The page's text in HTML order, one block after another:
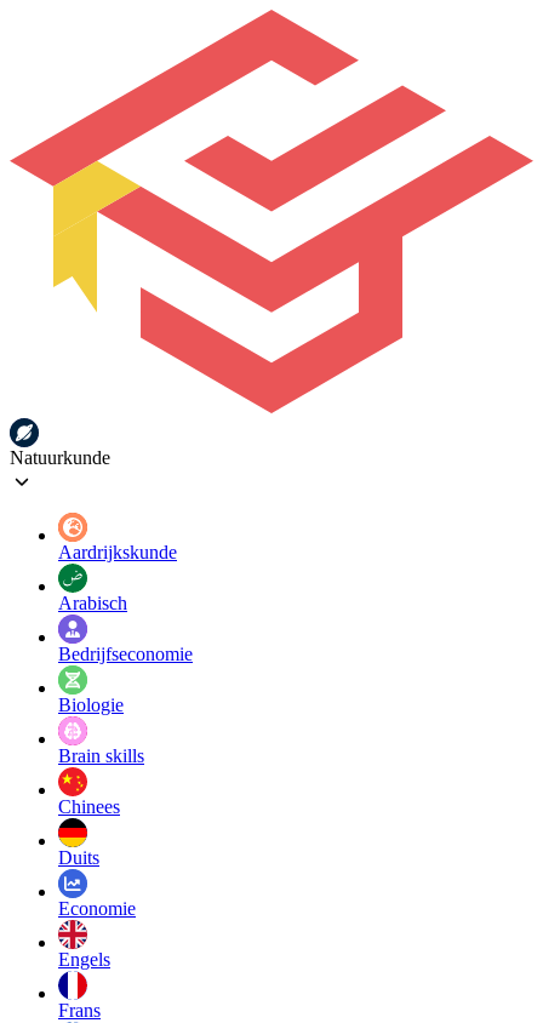
Natuurkunde
Aardrijkskunde
Arabisch
Bedrijfseconomie
Biologie
Brain skills
Chinees
Duits
Economie
Engels
Frans